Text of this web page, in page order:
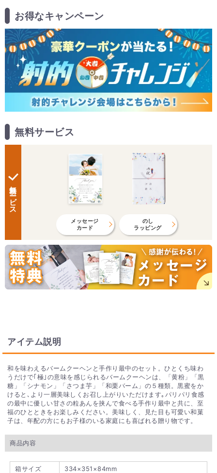
お得なキャンペーン
無料サービス
無料サービス
メッセージ
カード
のし
ラッピング
アイテム説明
和を味わえるバームクーヘンと手作り最中のセット。ひとくち味わ
うだけで｢極｣の意味を感じられるバームクーヘンは、「黄粉」「黒
糖」「シナモン」「さつま芋」「和栗バーム」の５種類。黒蜜をか
けると､より一層美味しくお召し上がりいただけます｡パリパリ食感
の最中に優しい甘さの粒あんを挟んで食べる手作り最中と共に、至
福のひとときをお楽しみください。美味しく、見た目も可愛い和菓
子は、年配の方にもお子様のいる家庭にも喜ばれる贈り物です。
商品内容
箱サイズ 334×351×84mm